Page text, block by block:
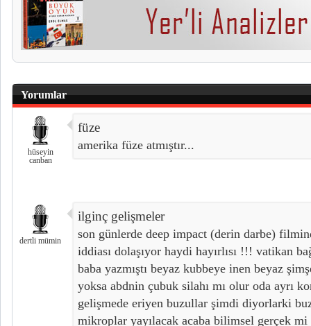
Yorumlar
hüseyin
canban
füze
amerika füze atmıştır...
dertli mümin
ilginç gelişmeler
son günlerde deep impact (derin darbe)
iddiası dolaşıyor haydi hayırlısı !!! vatikan
baba yazmıştı beyaz kubbeye inen beyaz
yoksa abdnin çubuk silahı mı olur oda ayrı
gelişmede eriyen buzullar şimdi diyorlarki
mikroplar yayılacak acaba bilimsel gerçek